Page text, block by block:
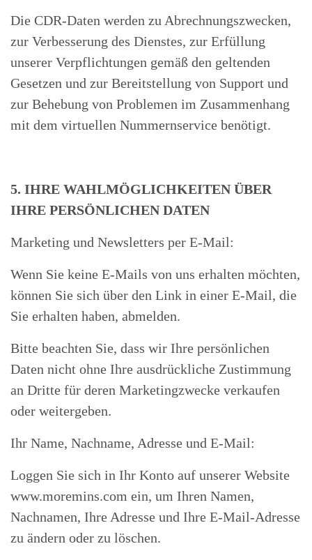
Die CDR-Daten werden zu Abrechnungszwecken,
zur Verbesserung des Dienstes, zur Erfüllung
unserer Verpflichtungen gemäß den geltenden
Gesetzen und zur Bereitstellung von Support und
zur Behebung von Problemen im Zusammenhang
mit dem virtuellen Nummernservice benötigt.
5. IHRE WAHLMÖGLICHKEITEN ÜBER
IHRE PERSÖNLICHEN DATEN
Marketing und Newsletters per E-Mail:
Wenn Sie keine E-Mails von uns erhalten möchten,
können Sie sich über den Link in einer E-Mail, die
Sie erhalten haben, abmelden.
Bitte beachten Sie, dass wir Ihre persönlichen
Daten nicht ohne Ihre ausdrückliche Zustimmung
an Dritte für deren Marketingzwecke verkaufen
oder weitergeben.
Ihr Name, Nachname, Adresse und E-Mail:
Loggen Sie sich in Ihr Konto auf unserer Website
www.moremins.com ein, um Ihren Namen,
Nachnamen, Ihre Adresse und Ihre E-Mail-Adresse
zu ändern oder zu löschen.